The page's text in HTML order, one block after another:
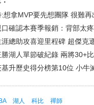
想拿MVP要先想團隊 很難再
確認本賽季報銷：背部太
總助攻喜迎里程碑 超傑克
勝湖人單節破紀錄 兩將30+
升歷史得分榜第10位 小牛
湖人 科比 禪師